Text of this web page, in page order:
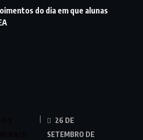
do dia em que alunas
26 DE
SETEMBRO DE